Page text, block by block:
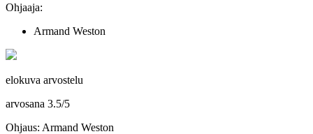
Ohjaaja:
Armand Weston
elokuva arvostelu
arvosana 3.5/5
Ohjaus: Armand Weston